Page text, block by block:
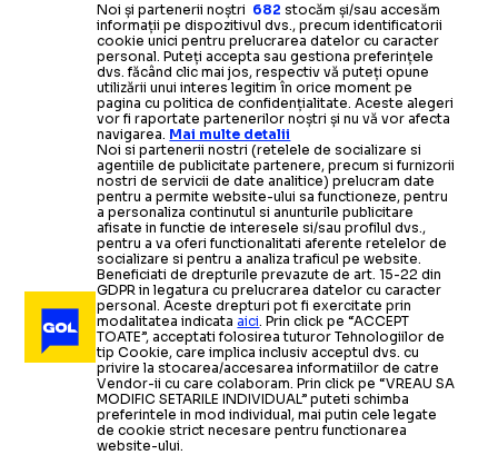
Noi și partenerii noștri 682 stocăm și/sau accesăm
informații pe dispozitivul dvs., precum identificatorii
cookie unici pentru prelucrarea datelor cu caracter
personal. Puteți accepta sau gestiona preferințele
dvs. făcând clic mai jos, respectiv vă puteți opune
utilizării unui interes legitim în orice moment pe
pagina cu politica de confidențialitate. Aceste alegeri
vor fi raportate partenerilor noștri și nu vă vor afecta
navigarea. Mai multe detalii
Noi si partenerii nostri (retelele de socializare si
agentiile de publicitate partenere, precum si furnizorii
nostri de servicii de date analitice) prelucram date
pentru a permite website-ului sa functioneze, pentru
a personaliza continutul si anunturile publicitare
afisate in functie de interesele si/sau profilul dvs.,
pentru a va oferi functionalitati aferente retelelor de
socializare si pentru a analiza traficul pe website.
Beneficiati de drepturile prevazute de art. 15-22 din
GDPR in legatura cu prelucrarea datelor cu caracter
personal. Aceste drepturi pot fi exercitate prin
modalitatea indicataaici. Prin click pe “ACCEPT
TOATE”, acceptati folosirea tuturor Tehnologiilor de
tip Cookie, care implica inclusiv acceptul dvs. cu
privire la stocarea/accesarea informatiilor de catre
Vendor-ii cu care colaboram. Prin click pe “VREAU SA
MODIFIC SETARILE INDIVIDUAL” puteti schimba
preferintele in mod individual, mai putin cele legate
de cookie strict necesare pentru functionarea
website-ului.